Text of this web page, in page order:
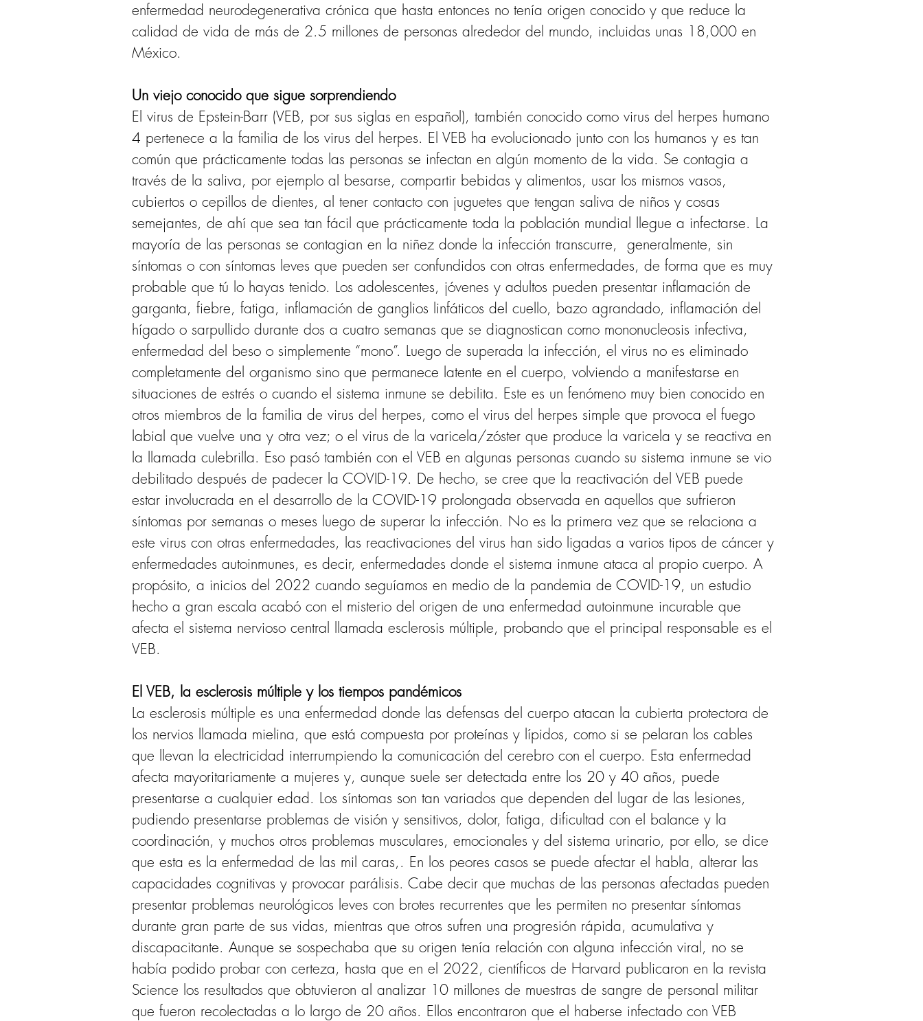
enfermedad neurodegenerativa crónica que hasta entonces no tenía origen conocido y que reduce la
calidad de vida de más de 2.5 millones de personas alrededor del mundo, incluidas unas 18,000 en
México.
Un viejo conocido que sigue sorprendiendo
El virus de Epstein-Barr (VEB, por sus siglas en español), también conocido como virus del herpes humano
4 pertenece a la familia de los virus del herpes. El VEB ha evolucionado junto con los humanos y es tan
común que prácticamente todas las personas se infectan en algún momento de la vida. Se contagia a
través de la saliva, por ejemplo al besarse, compartir bebidas y alimentos, usar los mismos vasos,
cubiertos o cepillos de dientes, al tener contacto con juguetes que tengan saliva de niños y cosas
semejantes, de ahí que sea tan fácil que prácticamente toda la población mundial llegue a infectarse. La
mayoría de las personas se contagian en la niñez donde la infección transcurre,  generalmente, sin
síntomas o con síntomas leves que pueden ser confundidos con otras enfermedades, de forma que es muy
probable que tú lo hayas tenido. Los adolescentes, jóvenes y adultos pueden presentar inflamación de
garganta, fiebre, fatiga, inflamación de ganglios linfáticos del cuello, bazo agrandado, inflamación del
hígado o sarpullido durante dos a cuatro semanas que se diagnostican como mononucleosis infectiva,
enfermedad del beso o simplemente “mono”. Luego de superada la infección, el virus no es eliminado
completamente del organismo sino que permanece latente en el cuerpo, volviendo a manifestarse en
situaciones de estrés o cuando el sistema inmune se debilita. Este es un fenómeno muy bien conocido en
otros miembros de la familia de virus del herpes, como el virus del herpes simple que provoca el fuego
labial que vuelve una y otra vez; o el virus de la varicela/zóster que produce la varicela y se reactiva en
la llamada culebrilla. Eso pasó también con el VEB en algunas personas cuando su sistema inmune se vio
debilitado después de padecer la COVID-19. De hecho, se cree que la reactivación del VEB puede
estar involucrada en el desarrollo de la COVID-19 prolongada observada en aquellos que sufrieron
síntomas por semanas o meses luego de superar la infección. No es la primera vez que se relaciona a
este virus con otras enfermedades, las reactivaciones del virus han sido ligadas a varios tipos de cáncer y
enfermedades autoinmunes, es decir, enfermedades donde el sistema inmune ataca al propio cuerpo. A
propósito, a inicios del 2022 cuando seguíamos en medio de la pandemia de COVID-19, un estudio
hecho a gran escala acabó con el misterio del origen de una enfermedad autoinmune incurable que
afecta el sistema nervioso central llamada esclerosis múltiple, probando que el principal responsable es el
VEB.
El VEB, la esclerosis múltiple y los tiempos pandémicos
La esclerosis múltiple es una enfermedad donde las defensas del cuerpo atacan la cubierta protectora de
los nervios llamada mielina, que está compuesta por proteínas y lípidos, como si se pelaran los cables
que llevan la electricidad interrumpiendo la comunicación del cerebro con el cuerpo. Esta enfermedad
afecta mayoritariamente a mujeres y, aunque suele ser detectada entre los 20 y 40 años, puede
presentarse a cualquier edad. Los síntomas son tan variados que dependen del lugar de las lesiones,
pudiendo presentarse problemas de visión y sensitivos, dolor, fatiga, dificultad con el balance y la
coordinación, y muchos otros problemas musculares, emocionales y del sistema urinario, por ello, se dice
que esta es la enfermedad de las mil caras,. En los peores casos se puede afectar el habla, alterar las
capacidades cognitivas y provocar parálisis. Cabe decir que muchas de las personas afectadas pueden
presentar problemas neurológicos leves con brotes recurrentes que les permiten no presentar síntomas
durante gran parte de sus vidas, mientras que otros sufren una progresión rápida, acumulativa y
discapacitante. Aunque se sospechaba que su origen tenía relación con alguna infección viral, no se
había podido probar con certeza, hasta que en el 2022, científicos de Harvard publicaron en la revista
Science los resultados que obtuvieron al analizar 10 millones de muestras de sangre de personal militar
que fueron recolectadas a lo largo de 20 años. Ellos encontraron que el haberse infectado con VEB